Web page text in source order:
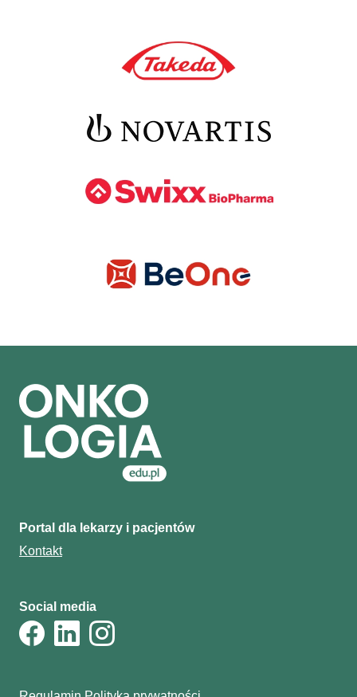
Portal dla lekarzy i pacjentów
Kontakt
Social media